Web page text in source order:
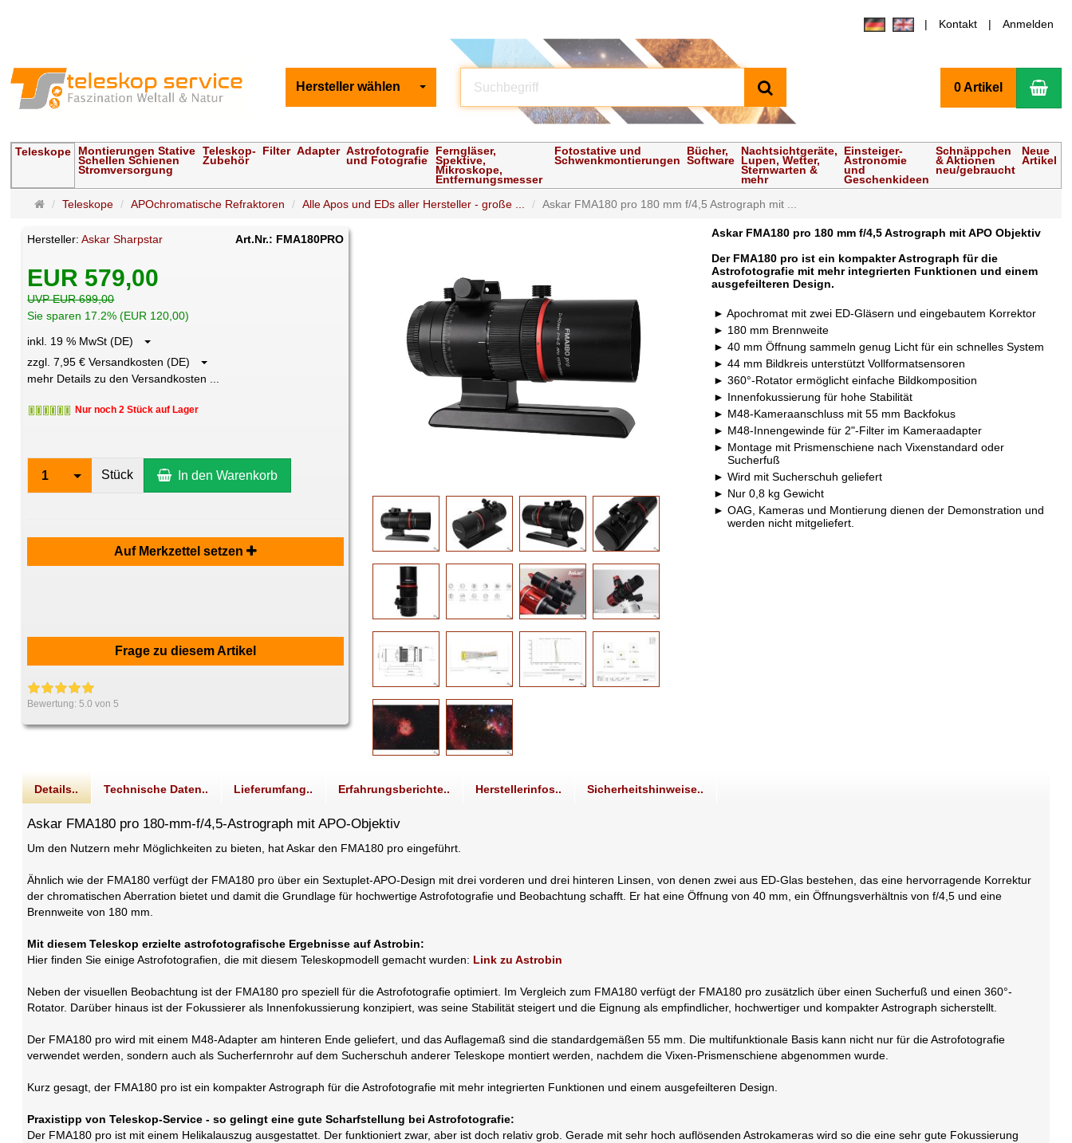
Kontakt Anmelden
Hersteller wählen 0 Artikel
Teleskope Montierungen Stative
Schellen Schienen
Stromversorgung
Teleskop-
Zubehör
Filter Adapter Astrofotografie
und Fotografie
Ferngläser,
Spektive,
Mikroskope,
Entfernungsmesser
Fotostative und
Schwenkmontierungen
Bücher,
Software
Nachtsichtgeräte,
Lupen, Wetter,
Sternwarten &
mehr
Einsteiger-
Astronomie
und
Geschenkideen
Schnäppchen
& Aktionen
neu/gebraucht
Neue
Artikel
Startseite
Teleskope APOchromatische Refraktoren Alle Apos und EDs aller Hersteller - große ... Askar FMA180 pro 180 mm f/4,5 Astrograph mit ...
Hersteller:Askar Sharpstar Art.Nr.: FMA180PRO
EUR 579,00
UVP EUR 699,00
Sie sparen 17.2% (EUR 120,00)
inkl. 19 % MwSt (DE)
zzgl. 7,95 € Versandkosten (DE)
mehr Details zu den Versandkosten ...
Nur noch 2 Stück auf Lager
1 Stück In den Warenkorb
Auf Merkzettel setzen
Frage zu diesem Artikel
Bewertung:5.0 von 5
Askar FMA180 pro 180 mm f/4,5 Astrograph mit APO Objektiv
Der FMA180 pro ist ein kompakter Astrograph für die
Astrofotografie mit mehr integrierten Funktionen und einem
ausgefeilteren Design.
Apochromat mit zwei ED-Gläsern und eingebautem Korrektor
180 mm Brennweite
40 mm Öffnung sammeln genug Licht für ein schnelles System
44 mm Bildkreis unterstützt Vollformatsensoren
360°-Rotator ermöglicht einfache Bildkomposition
Innenfokussierung für hohe Stabilität
M48-Kameraanschluss mit 55 mm Backfokus
M48-Innengewinde für 2"-Filter im Kameraadapter
Montage mit Prismenschiene nach Vixenstandard oder
Sucherfuß
Wird mit Sucherschuh geliefert
Nur 0,8 kg Gewicht
OAG, Kameras und Montierung dienen der Demonstration und
werden nicht mitgeliefert.
Details.. Technische Daten.. Lieferumfang.. Erfahrungsberichte.. Herstellerinfos.. Sicherheitshinweise..
Askar FMA180 pro 180-mm-f/4,5-Astrograph mit APO-Objektiv
Um den Nutzern mehr Möglichkeiten zu bieten, hat Askar den FMA180 pro eingeführt.
Ähnlich wie der FMA180 verfügt der FMA180 pro über ein Sextuplet-APO-Design mit drei vorderen und drei hinteren Linsen, von denen zwei aus ED-Glas bestehen, das eine hervorragende Korrektur
der chromatischen Aberration bietet und damit die Grundlage für hochwertige Astrofotografie und Beobachtung schafft. Er hat eine Öffnung von 40 mm, ein Öffnungsverhältnis von f/4,5 und eine
Brennweite von 180 mm.
Mit diesem Teleskop erzielte astrofotografische Ergebnisse auf Astrobin:
Hier finden Sie einige Astrofotografien, die mit diesem Teleskopmodell gemacht wurden: Link zu Astrobin
Neben der visuellen Beobachtung ist der FMA180 pro speziell für die Astrofotografie optimiert. Im Vergleich zum FMA180 verfügt der FMA180 pro zusätzlich über einen Sucherfuß und einen 360°-
Rotator. Darüber hinaus ist der Fokussierer als Innenfokussierung konzipiert, was seine Stabilität steigert und die Eignung als empfindlicher, hochwertiger und kompakter Astrograph sicherstellt.
Der FMA180 pro wird mit einem M48-Adapter am hinteren Ende geliefert, und das Auflagemaß sind die standardgemäßen 55 mm. Die multifunktionale Basis kann nicht nur für die Astrofotografie
verwendet werden, sondern auch als Sucherfernrohr auf dem Sucherschuh anderer Teleskope montiert werden, nachdem die Vixen-Prismenschiene abgenommen wurde.
Kurz gesagt, der FMA180 pro ist ein kompakter Astrograph für die Astrofotografie mit mehr integrierten Funktionen und einem ausgefeilteren Design.
Praxistipp von Teleskop-Service - so gelingt eine gute Scharfstellung bei Astrofotografie:
Der FMA180 pro ist mit einem Helikalauszug ausgestattet. Der funktioniert zwar, aber ist doch relativ grob. Gerade mit sehr hoch auflösenden Astrokameras wird so die eine sehr gute Fokussierung